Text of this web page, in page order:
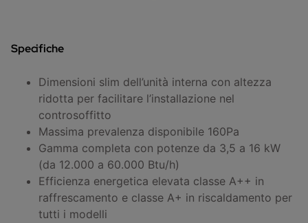
Specifiche
Dimensioni slim dell’unità interna con altezza
ridotta per facilitare l’installazione nel
controsoffitto
Massima prevalenza disponibile 160Pa
Gamma completa con potenze da 3,5 a 16 kW
(da 12.000 a 60.000 Btu/h)
Efficienza energetica elevata classe A++ in
raffrescamento e classe A+ in riscaldamento per
tutti i modelli